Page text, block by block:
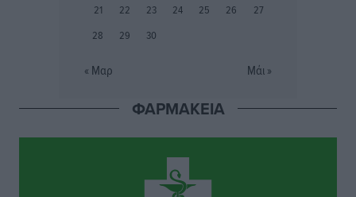
Συνελήφθη 37χρονη στη Ρόδο γιατί είχε αφήσει τα
Αθλητικά• πριν 14 ώρες
21
22 23 24 25 26
27
28
29 30
« Μαρ Μάι »
ΦΑΡΜΑΚΕΙΑ